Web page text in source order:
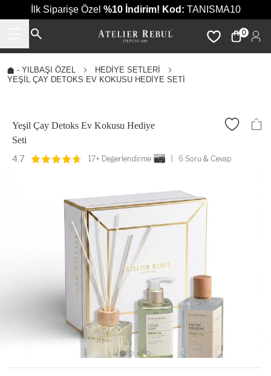
İlk Siparişe Özel %10 İndirim! Kod: TANISMA10
0
- YILBAŞI ÖZEL
HEDIYE SETLERI
YEŞIL ÇAY DETOKS EV KOKUSU HEDIYE SETI
Yeşil Çay Detoks Ev Kokusu Hediye
Seti
4.7 17+ Değerlendirme 6 Soru & Cevap